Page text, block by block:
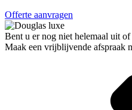
Offerte aanvragen
Bent u er nog niet helemaal uit
Maak een vrijblijvende afspraak